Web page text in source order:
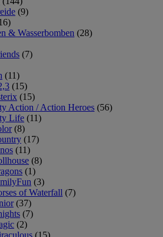
(9)
& Wasserbomben (28)
(7)
(11)
(15)
(15)
Action / Action Heroes (56)
Life (11)
(8)
(17)
(11)
(8)
(1)
(3)
of Waterfall (7)
(37)
(7)
(2)
(15)